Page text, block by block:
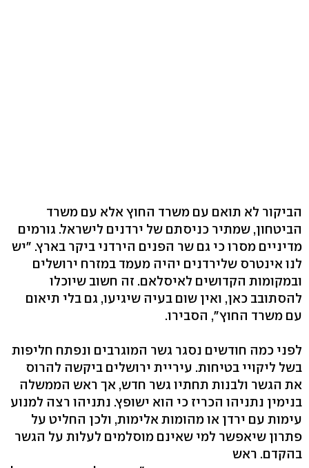
הביקור לא תואם עם משרד החוץ אלא עם משרד
הביטחון, שמתיר כניסתם של ירדנים לישראל. גורמים
מדיניים מסרו כי גם שר הפנים הירדני ביקר בארץ. "יש
לנו אינטרס שלירדנים יהיה מעמד במזרח ירושלים
ובמקומות הקדושים לאיסלאם. זה חשוב שיוכלו
להסתובב כאן, ואין שום בעיה שיגיעו, גם בלי תיאום
עם משרד החוץ", הסבירו.
לפני כמה חודשים נסגר גשר המוגרבים ונפתח חליפות
בשל ליקויי בטיחות. עיריית ירושלים ביקשה להרוס
את הגשר ולבנות תחתיו גשר חדש, אך ראש הממשלה
בנימין נתניהו הכריז כי הוא ישופץ. נתניהו רצה למנוע
עימות עם ירדן או מהומות אלימות, ולכן החליט על
פתרון שיאפשר למי שאינם מוסלמים לעלות על הגשר
בהקדם. ראש